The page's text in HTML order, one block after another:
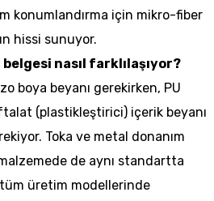
konumlandırma için mikro-fiber
hissi sunuyor.
belgesi nasıl farklılaşıyor?
boya beyanı gerekirken, PU
(plastikleştirici) içerik beyanı
Toka ve metal donanım
de aynı standartta
tüm üretim modellerinde